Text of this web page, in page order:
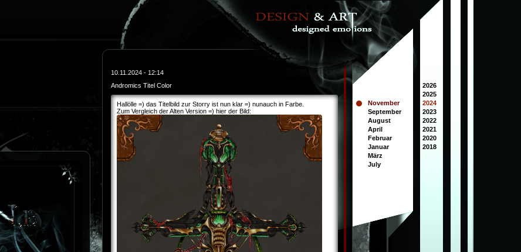
10.11.2024 - 12:14
Andromics Titel Color
Hallölle =) das Titelbild zur Storry ist nun klar =) nunauch in Farbe.
Zum Vergleich der Alten Version =) hier der Bild:
2026
2025
2024
November
September
August
April
Februar
Januar
März
July
2023
2022
2021
2020
2018